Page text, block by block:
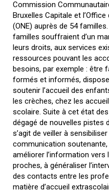
Commission
Bruxelles Capitale et
(ONE) auprès de 54
familles souffraient d’un
leurs droits, aux services
ressources pouvant les
besoins, par exemple : être
formés et informés,
soutenir l’accueil des
les crèches, chez les
scolaire. Suite à cet état
dégagé de nouvelles pistes
s’agit de veiller à
communication
améliorer l’information
proches, à généraliser
des contacts entre les
matière d’accueil